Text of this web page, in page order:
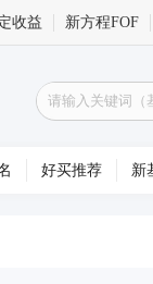
收益 新方程FOF
好买推荐 新